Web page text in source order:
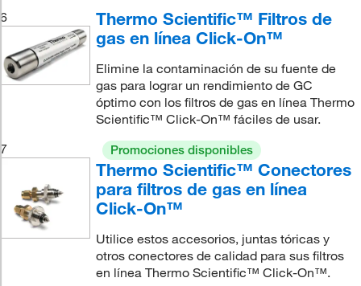
6
Thermo Scientific™ Filtros de
gas en línea Click-On™
Elimine la contaminación de su fuente de
gas para lograr un rendimiento de GC
óptimo con los filtros de gas en línea Thermo
Scientific™ Click-On™ fáciles de usar.
7
Promociones disponibles
Thermo Scientific™ Conectores
para filtros de gas en línea
Click-On™
Utilice estos accesorios, juntas tóricas y
otros conectores de calidad para sus filtros
en línea Thermo Scientific™ Click-On™.